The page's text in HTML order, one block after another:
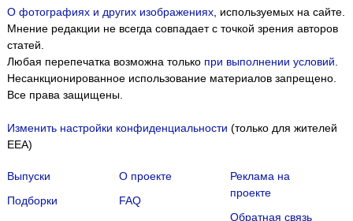
О фотографиях и других изображениях, используемых на сайте.
Мнение редакции не всегда совпадает с точкой зрения авторов
статей.
Любая перепечатка возможна только при выполнении условий
Несанкционированное использование материалов запрещено.
Все права защищены.
Изменить настройки конфиденциальности (только для жителей
EEA)
Выпуски
Подборки
О проекте
FAQ
Реклама на
проекте
Обратная связь